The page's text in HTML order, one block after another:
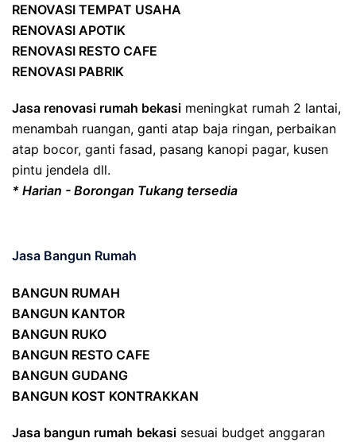
RENOVASI TEMPAT USAHA
RENOVASI APOTIK
RENOVASI RESTO CAFE
RENOVASI PABRIK
Jasa renovasi rumah bekasi meningkat rumah 2 lantai,
menambah ruangan, ganti atap baja ringan, perbaikan
atap bocor, ganti fasad, pasang kanopi pagar, kusen
pintu jendela dll.
* Harian - Borongan Tukang tersedia
Jasa Bangun Rumah
BANGUN RUMAH
BANGUN KANTOR
BANGUN RUKO
BANGUN RESTO CAFE
BANGUN GUDANG
BANGUN KOST KONTRAKKAN
Jasa bangun rumah bekasi sesuai budget anggaran